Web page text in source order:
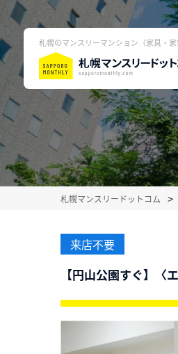
札幌のマンスリーマンション（家具・
札幌マンスリードットコム
来店不要
【円山公園すぐ】